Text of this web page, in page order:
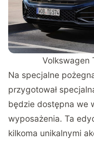
Volkswagen
Na specjalne
przygotował
będzie dostępna we
wyposażenia. Ta
kilkoma unikalnymi